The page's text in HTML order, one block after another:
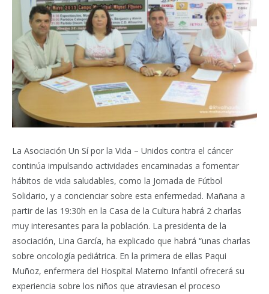
La Asociación Un Sí por la Vida – Unidos contra el cáncer
continúa impulsando actividades encaminadas a fomentar
hábitos de vida saludables, como la Jornada de Fútbol
Solidario, y a concienciar sobre esta enfermedad. Mañana a
partir de las 19:30h en la Casa de la Cultura habrá 2 charlas
muy interesantes para la población. La presidenta de la
asociación, Lina García, ha explicado que habrá “unas charlas
sobre oncología pediátrica. En la primera de ellas Paqui
Muñoz, enfermera del Hospital Materno Infantil ofrecerá su
experiencia sobre los niños que atraviesan el proceso